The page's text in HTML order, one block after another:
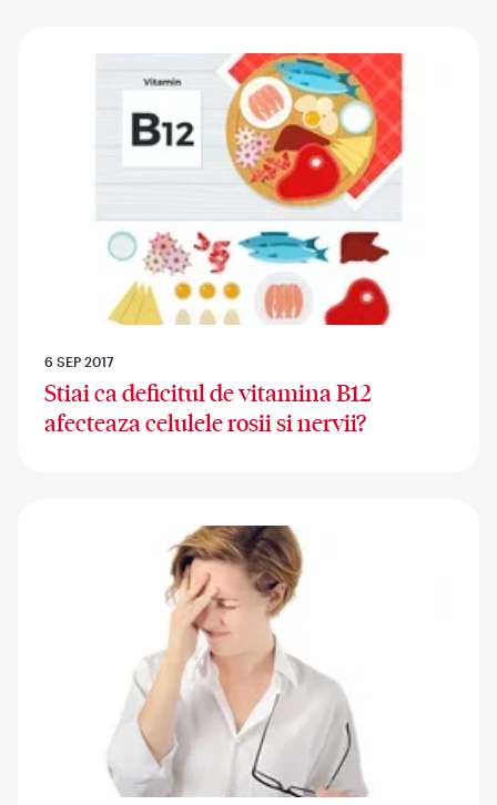
6 SEP 2017
Stiai ca deficitul de vitamina B12
afecteaza celulele rosii si nervii?